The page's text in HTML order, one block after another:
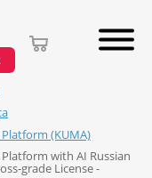
(KUMA)
with AI Russian
grade License -